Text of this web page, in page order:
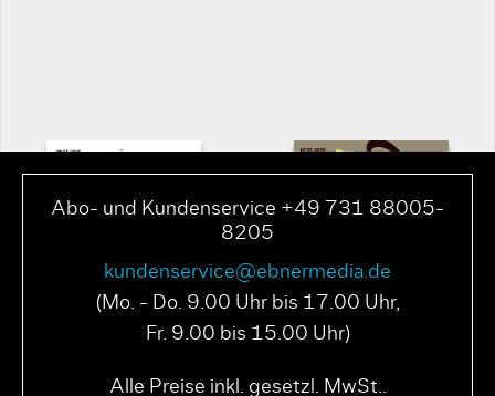
Abo- und Kundenservice +49 731 88005-
8205
kundenservice@ebnermedia.de
(Mo. - Do. 9.00 Uhr bis 17.00 Uhr,
Fr. 9.00 bis 15.00 Uhr)
Alle Preise inkl. gesetzl. MwSt..